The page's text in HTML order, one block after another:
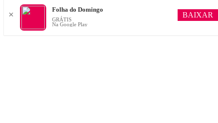
✕
Folha do Domingo
GRÁTIS
Na Google Play
BAIXAR